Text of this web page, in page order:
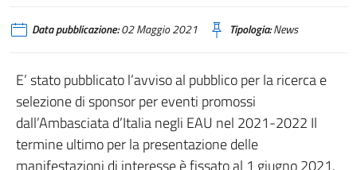
Data pubblicazione:02 Maggio 2021 Tipologia:News
E’ stato pubblicato l’avviso al pubblico per la ricerca e
selezione di sponsor per eventi promossi
dall’Ambasciata d’Italia negli EAU nel 2021-2022 Il
termine ultimo per la presentazione delle
manifestazioni di interesse è fissato al 1 giugno 2021.